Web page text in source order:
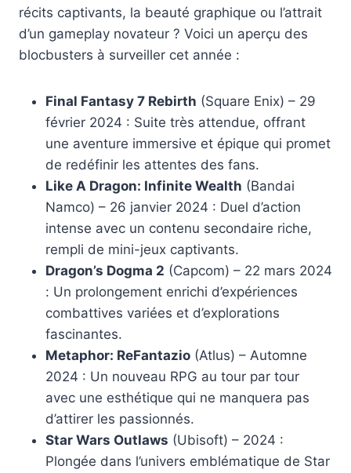
récits captivants, la beauté graphique ou l’attrait
d’un gameplay novateur ? Voici un aperçu des
blocbusters à surveiller cet année :
Final Fantasy 7 Rebirth (Square Enix) – 29
février 2024 : Suite très attendue, offrant
une aventure immersive et épique qui promet
de redéfinir les attentes des fans.
Like A Dragon: Infinite Wealth (Bandai
Namco) – 26 janvier 2024 : Duel d’action
intense avec un contenu secondaire riche,
rempli de mini-jeux captivants.
Dragon’s Dogma 2 (Capcom) – 22 mars 2024
: Un prolongement enrichi d’expériences
combattives variées et d’explorations
fascinantes.
Metaphor: ReFantazio (Atlus) – Automne
2024 : Un nouveau RPG au tour par tour
avec une esthétique qui ne manquera pas
d’attirer les passionnés.
Star Wars Outlaws (Ubisoft) – 2024 :
Plongée dans l’univers emblématique de Star